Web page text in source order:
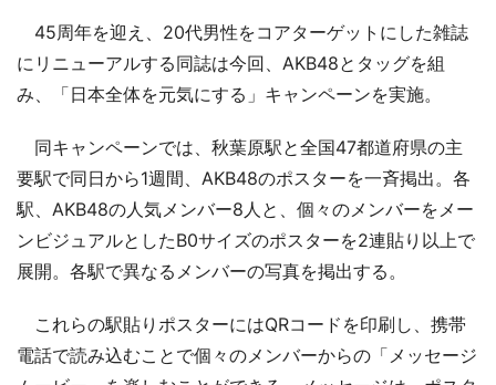
45周年を迎え、20代男性をコアターゲットにした雑誌
にリニューアルする同誌は今回、AKB48とタッグを組
み、「日本全体を元気にする」キャンペーンを実施。
同キャンペーンでは、秋葉原駅と全国47都道府県の主
要駅で同日から1週間、AKB48のポスターを一斉掲出。各
駅、AKB48の人気メンバー8人と、個々のメンバーをメー
ンビジュアルとしたB0サイズのポスターを2連貼り以上で
展開。各駅で異なるメンバーの写真を掲出する。
これらの駅貼りポスターにはQRコードを印刷し、携帯
電話で読み込むことで個々のメンバーからの「メッセージ